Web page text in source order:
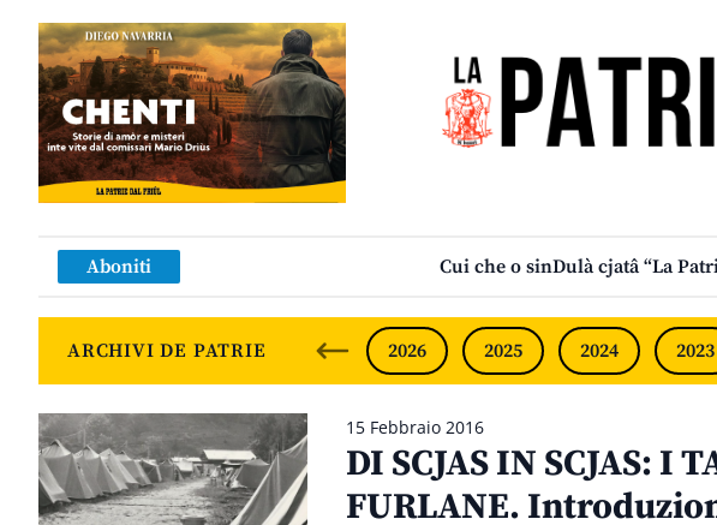
Aboniti Cui che o sinDulà cjatâ “La
ARCHIVI DE PATRIE 2026 2025 2024 2023
15 Febbraio 2016
DI SCJAS IN SCJAS: I
FURLANE.